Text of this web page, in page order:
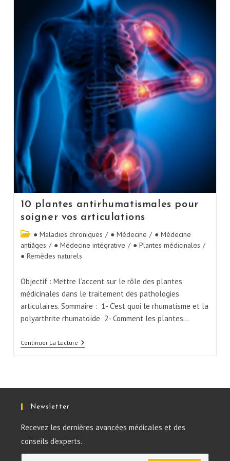
10 plantes antirhumatismales pour
soigner vos articulations
● Maladies chroniques / ● Médecine / ● Médecine
antiâges / ● Médecine intégrative / ● Plantes médicinales /
● Remèdes naturels
Objectif : Mettre l’accent sur le rôle des plantes
médicinales dans le traitement des pathologies
articulaires. Sommaire : 1- C’est quoi le rhumatisme et la
polyarthrite rhumatoïde 2- Comment les plantes…
Continuer La Lecture
Newsletter
Recevez les dernières avancées médicales et des
conseils d'experts.